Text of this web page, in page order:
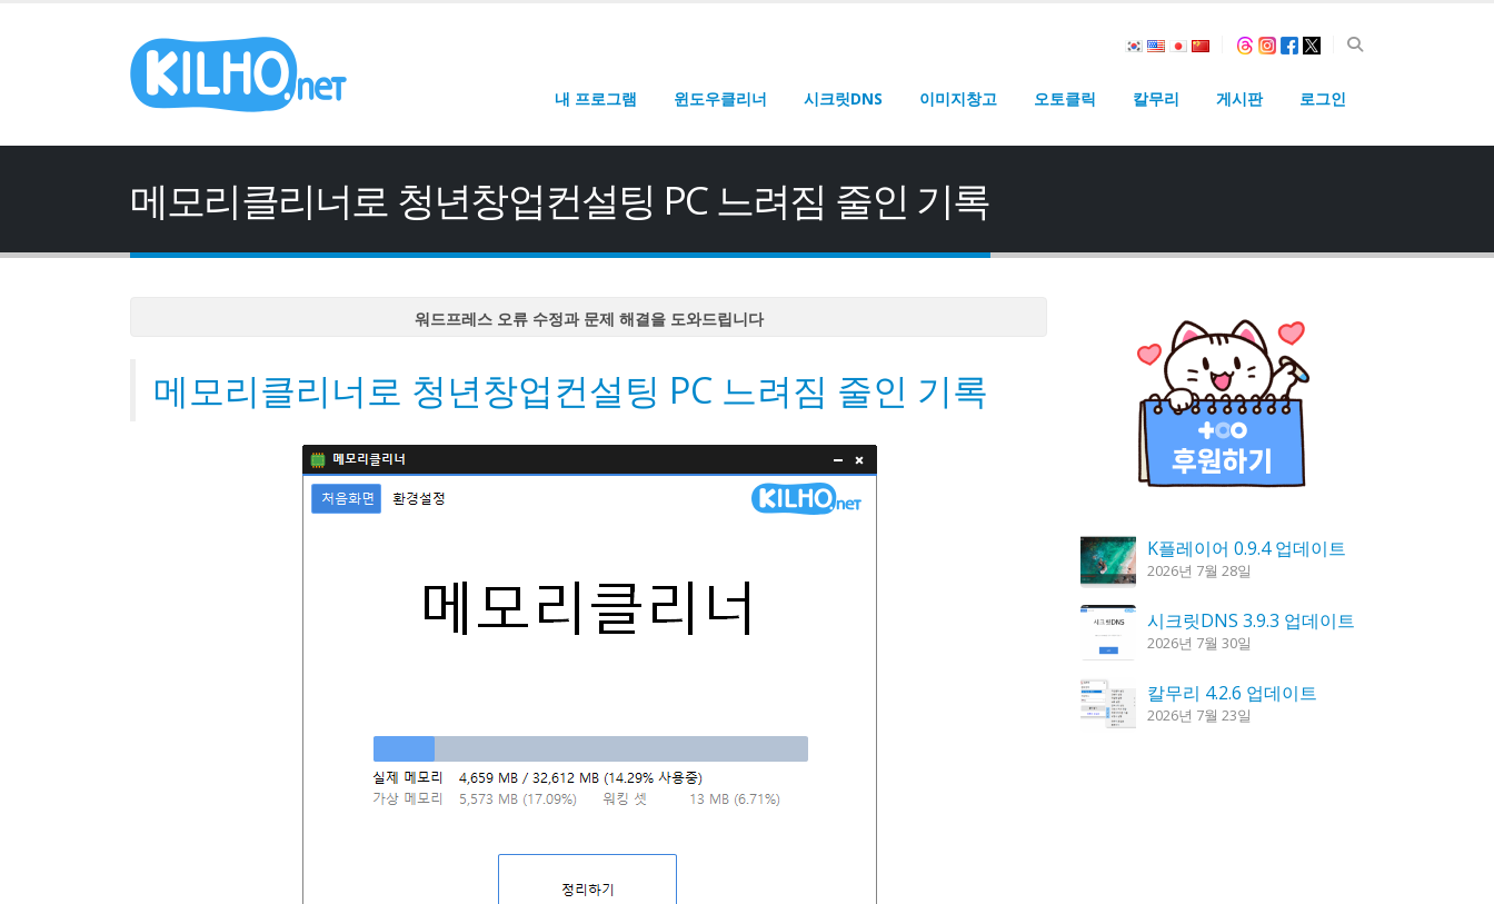
내 프로그램 윈도우클리너 시크릿DNS 이미지창고 오토클릭 칼무리 게시판 로그인
메모리클리너로 청년창업컨설팅 PC 느려짐 줄인 기록
워드프레스 오류 수정과 문제 해결을 도와드립니다
워드프레스 오류 수정과 문제 해결을 도와드립니다
워드프레스 오류 수정과 문제 해결을 도와드립니다
메모리클리너로 청년창업컨설팅 PC 느려짐 줄인 기록
K플레이어 0.9.4 업데이트
2026년 7월 28일
시크릿DNS 3.9.3 업데이트
2026년 7월 30일
칼무리 4.2.6 업데이트
2026년 7월 23일